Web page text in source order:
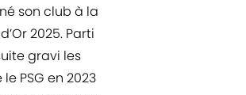
son club à la
2025. Parti
gravi les
PSG en 2023